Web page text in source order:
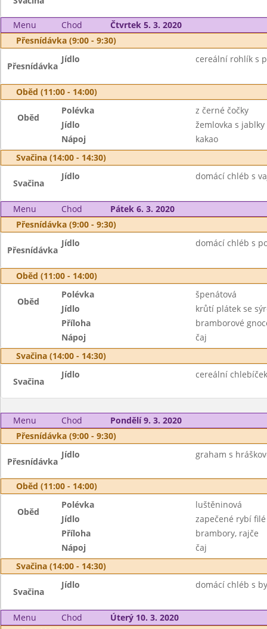
Menu Chod
Čtvrtek 5. 3. 2020
Přesnídávka (9:00 - 9:30)
Přesnídávka
Jídlo cereální rohlík s
Oběd (11:00 - 14:00)
Oběd
Polévka
z černé čočky
Jídlo
žemlovka s jablky
Nápoj
kakao
Svačina (14:00 - 14:30)
Svačina
Jídlo domácí chléb s
Menu Chod
Pátek 6. 3. 2020
Přesnídávka (9:00 - 9:30)
Přesnídávka
Jídlo domácí chléb s
Oběd (11:00 - 14:00)
Oběd
Polévka
špenátová
Jídlo
krůtí plátek se
Příloha
bramborové
Nápoj
čaj
Svačina (14:00 - 14:30)
Svačina
Jídlo cereální
Menu Chod
Pondělí 9. 3. 2020
Přesnídávka (9:00 - 9:30)
Přesnídávka
Jídlo graham s
Oběd (11:00 - 14:00)
Oběd
Polévka
luštěninová
Jídlo
zapečené rybí
Příloha
brambory, rajče
Nápoj
čaj
Svačina (14:00 - 14:30)
Svačina
Jídlo domácí chléb s
Menu Chod
Úterý 10. 3. 2020